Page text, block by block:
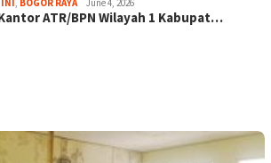
INI, BOGOR RAYA June 4, 2026
ATR/BPN Wilayah 1 Kabupat…